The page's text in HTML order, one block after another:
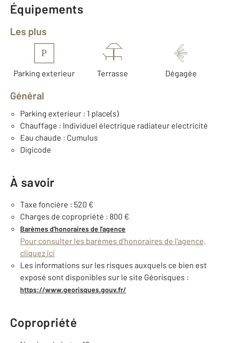
Équipements
Les plus
P
Parking exterieur Terrasse Dégagée
Général
Parking exterieur : 1 place(s)
Chauffage : Individuel électrique radiateur electricité
Eau chaude : Cumulus
Digicode
À savoir
Taxe foncière : 520 €
Charges de copropriété : 800 €
Barèmes d'honoraires de l'agence
Pour consulter les barèmes d'honoraires de l'agence,
cliquez ici
Les informations sur les risques auxquels ce bien est
exposé sont disponibles sur le site Géorisques :
https://www.georisques.gouv.fr/
Copropriété